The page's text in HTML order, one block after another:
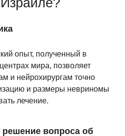
опыт, полученный в
мира, позволяет
и нейрохирургам точно
и размеры невриномы
лечение.
вопроса об